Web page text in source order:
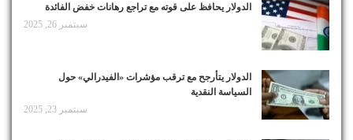
الدولار يحافظ على قوته مع تراجع رهانات خفض الفائدة
سبتمبر 26, 2025
الدولار يتأرجح مع ترقب مؤشرات «الفيدرالي» حول
السياسة النقدية
سبتمبر 23, 2025